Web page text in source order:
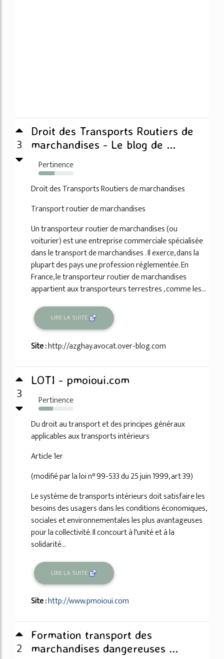
3
Droit des Transports Routiers de
marchandises - Le blog de ...
Pertinence
46%
Droit des Transports Routiers de marchandises
Transport routier de marchandises
Un transporteur routier de marchandises (ou
voiturier) est une entreprise commerciale spécialisée
dans le transport de marchandises . Il exerce, dans la
plupart des pays une profession réglementée. En
France, le transporteur routier de marchandises
appartient aux transporteurs terrestres , comme les...
LIRE LA SUITE
Site :http://azghay.avocat.over-blog.com
3
LOTI - pmoioui.com
Pertinence
42%
Du droit au transport et des principes généraux
applicables aux transports intérieurs
Article 1er
(modifié par la loi n° 99-533 du 25 juin 1999, art 39)
Le système de transports intérieurs doit satisfaire les
besoins des usagers dans les conditions économiques,
sociales et environnementales les plus avantageuses
pour la collectivité. Il concourt à l'unité et à la
solidarité...
LIRE LA SUITE
Site :http://www.pmoioui.com
2
Formation transport des
marchandises dangereuses ...